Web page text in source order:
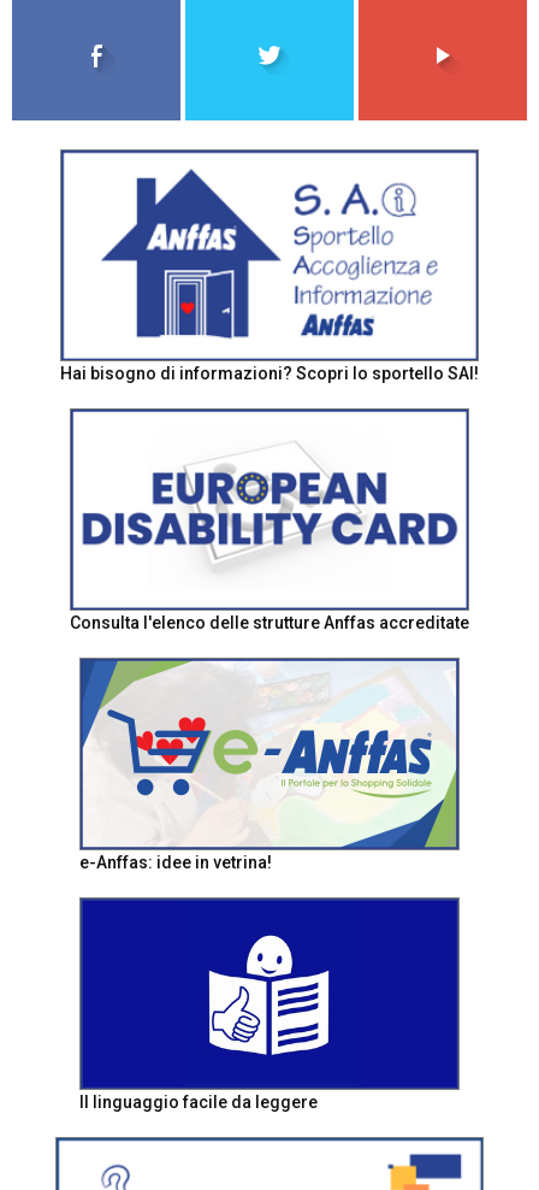
Hai bisogno di informazioni? Scopri lo sportello SAI!
Consulta l'elenco delle strutture Anffas accreditate
e-Anffas: idee in vetrina!
Il linguaggio facile da leggere